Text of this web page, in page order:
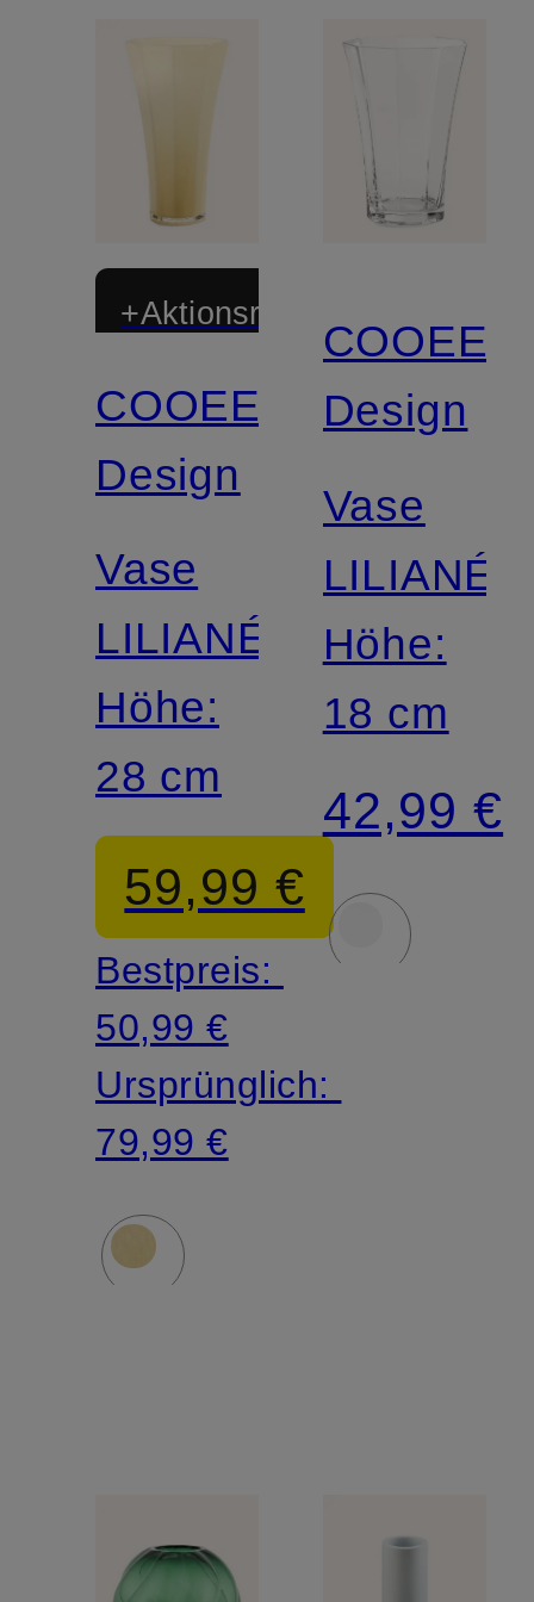
+Aktionsrabatt
COOEE
Design
Vase
LILIANÉ
Höhe:
28 cm
59,99 €
Bestpreis:
50,99 €
Ursprünglich:
79,99 €
COOEE
Design
Vase
LILIANÉ
Höhe:
18 cm
42,99 €